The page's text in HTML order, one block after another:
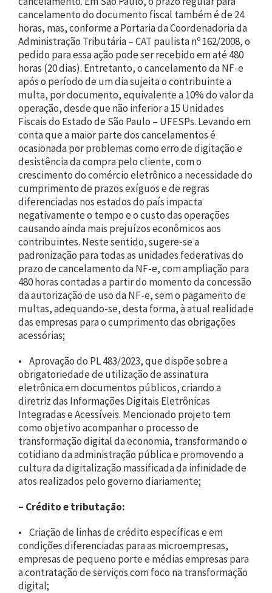
cancelamento do documento fiscal também é de 24
horas, mas, conforme a Portaria da Coordenadoria da
Administração Tributária – CAT paulista nº 162/2008, o
pedido para essa ação pode ser recebido em até 480
horas (20 dias). Entretanto, o cancelamento da NF-e
após o período de um dia sujeita o contribuinte a
multa, por documento, equivalente a 10% do valor da
operação, desde que não inferior a 15 Unidades
Fiscais do Estado de São Paulo – UFESPs. Levando em
conta que a maior parte dos cancelamentos é
ocasionada por problemas como erro de digitação e
desistência da compra pelo cliente, com o
crescimento do comércio eletrônico a necessidade do
cumprimento de prazos exíguos e de regras
diferenciadas nos estados do país impacta
negativamente o tempo e o custo das operações
causando ainda mais prejuízos econômicos aos
contribuintes. Neste sentido, sugere-se a
padronização para todas as unidades federativas do
prazo de cancelamento da NF-e, com ampliação para
480 horas contadas a partir do momento da concessão
da autorização de uso da NF-e, sem o pagamento de
multas, adequando-se, desta forma, à atual realidade
das empresas para o cumprimento das obrigações
acessórias;
• Aprovação do PL 483/2023, que dispõe sobre a
obrigatoriedade de utilização de assinatura
eletrônica em documentos públicos, criando a
diretriz das Informações Digitais Eletrônicas
Integradas e Acessíveis. Mencionado projeto tem
como objetivo acompanhar o processo de
transformação digital da economia, transformando o
cotidiano da administração pública e promovendo a
cultura da digitalização massificada da infinidade de
atos realizados pelo governo diariamente;
– Crédito e tributação:
• Criação de linhas de crédito específicas e em
condições diferenciadas para as microempresas,
empresas de pequeno porte e médias empresas para
a contratação de serviços com foco na transformação
digital;